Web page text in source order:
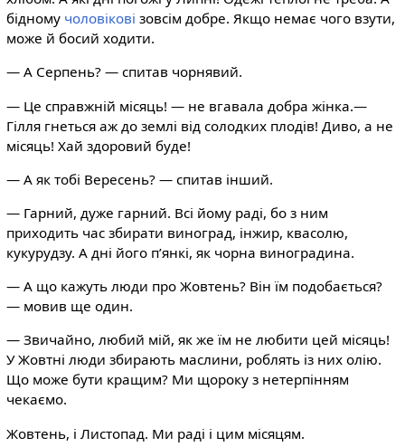
бідному чоловікові зовсім добре. Якщо немає чого взути,
може й босий ходити.
— А Серпень? — спитав чорнявий.
— Це справжній місяць! — не вгавала добра жінка.—
Гілля гнеться аж до землі від солодких плодів! Диво, а не
місяць! Хай здоровий буде!
— А як тобі Вересень? — спитав інший.
— Гарний, дуже гарний. Всі йому раді, бо з ним
приходить час збирати виноград, інжир, квасолю,
кукурудзу. А дні його п’янкі, як чорна виноградина.
— А що кажуть люди про Жовтень? Він їм подобається?
— мовив ще один.
— Звичайно, любий мій, як же їм не любити цей місяць!
У Жовтні люди збирають маслини, роблять із них олію.
Що може бути кращим? Ми щороку з нетерпінням
чекаємо.
Жовтень, і Листопад. Ми раді і цим місяцям.